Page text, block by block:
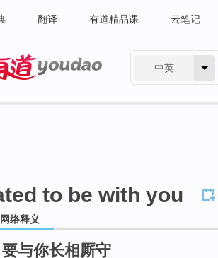
翻译 有道精品课 云笔记
中英
to be with you
网络释义
要与你长相厮守